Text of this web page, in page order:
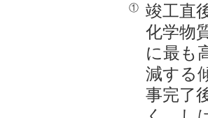
①
竣工直
化学物
に最も
減する
事完了